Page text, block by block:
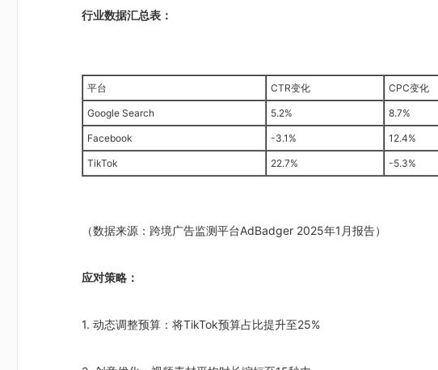
行业数据汇总表：
平台 CTR变化 CPC变化
Google Search 5.2% 8.7%
Facebook -3.1% 12.4%
TikTok 22.7% -5.3%
（数据来源：跨境广告监测平台AdBadger 2025年1月报告）
应对策略：
1. 动态调整预算：将TikTok预算占比提升至25%